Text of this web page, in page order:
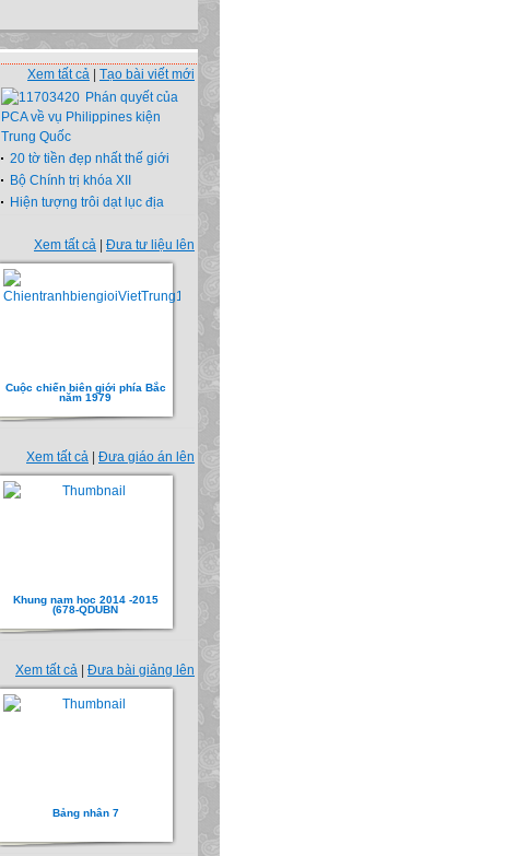
Xem tất cả Tạo bài viết mới
Phán quyết của
PCA về vụ Philippines kiện
Trung Quốc
20 tờ tiền đẹp nhất thế giới
Bộ Chính trị khóa XII
Hiện tượng trôi dạt lục địa
Xem tất cả | Đưa tư liệu lên
Cuộc chiến biên giới phía Bắc
năm 1979
Xem tất cả Đưa giáo án lên
Khung nam hoc 2014 -2015
(678-QDUBN
Xem tất cả | Đưa bài giảng lên
Bảng nhân 7